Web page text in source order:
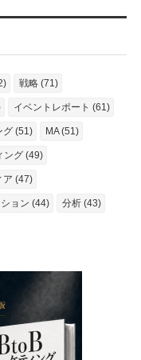
戦略 (71)
イベントレポート (61)
グ (51) MA (51)
ング (49)
ア (47)
ョン (44) 分析 (43)